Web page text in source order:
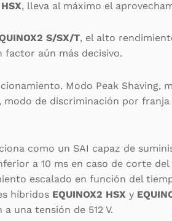
, lleva al máximo el
S/SX/T, el alto
factor aún más decisivo.
Modo Peak Shaving,
de discriminación por
como un SAI capaz de
a 10 ms en caso de corte
escalado en función del
híbridos EQUINOX2 HSX y
una tensión de 512 V.